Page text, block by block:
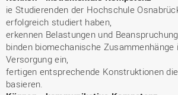
ie Studierenden der Hochschule
erfolgreich studiert haben,
erkennen Belastungen und
binden biomechanische
Versorgung ein,
fertigen entsprechende Konstruktionen
basieren.